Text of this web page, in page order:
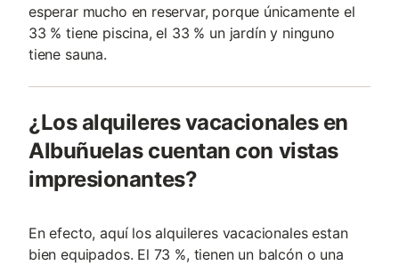
esperar mucho en reservar, porque únicamente el
33 % tiene piscina, el 33 % un jardín y ninguno
tiene sauna.
¿Los alquileres vacacionales en
Albuñuelas cuentan con vistas
impresionantes?
En efecto, aquí los alquileres vacacionales estan
bien equipados. El 73 %, tienen un balcón o una